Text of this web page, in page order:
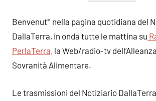
Benvenut* nella pagina quotidiana del
DallaTerra, in onda tutte le mattina su
PerlaTerra, la Web/radio-tv
Sovranità Alimentare.
Le trasmissioni del Notiziario